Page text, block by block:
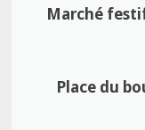
Marché
Place du